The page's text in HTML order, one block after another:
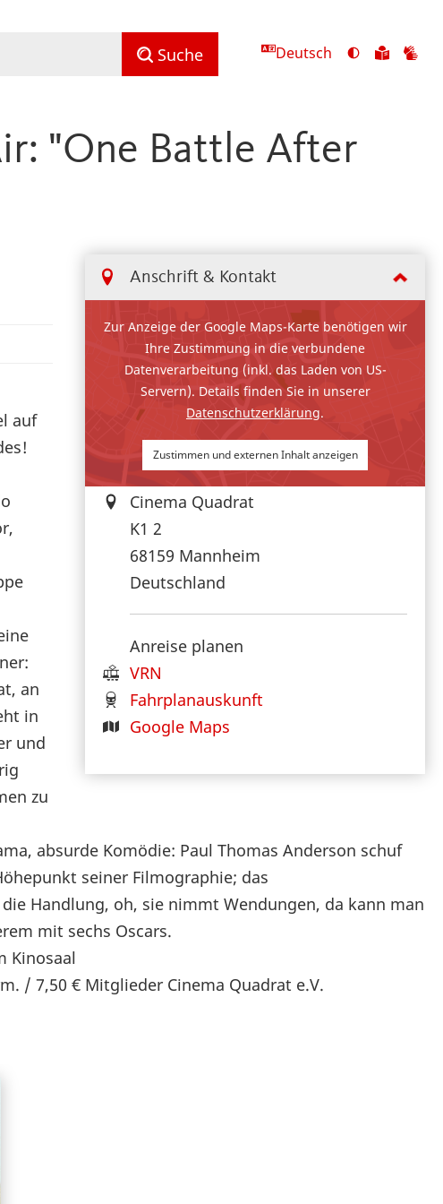
Suche Deutsch
Ansicht
Zu
"One Battle After
Anschrift & Kontakt
Zur Anzeige der Google Maps-Karte benötigen wir
Ihre Zustimmung in die verbundene
Datenverarbeitung (inkl. das Laden von US-
Servern). Details finden Sie in unserer
Datenschutzerklärung.
Zustimmen und externen Inhalt anzeigen
Cinema Quadrat
K1 2
68159 Mannheim
Deutschland
Anreise planen
VRN
Fahrplanauskunft
Google Maps
auf
an
in
und
zu
absurde Komödie: Paul Thomas Anderson schuf
seiner Filmographie; das
Handlung, oh, sie nimmt Wendungen, da kann man
mit sechs Oscars.
Kinosaal
/ 7,50 € Mitglieder Cinema Quadrat e.V.